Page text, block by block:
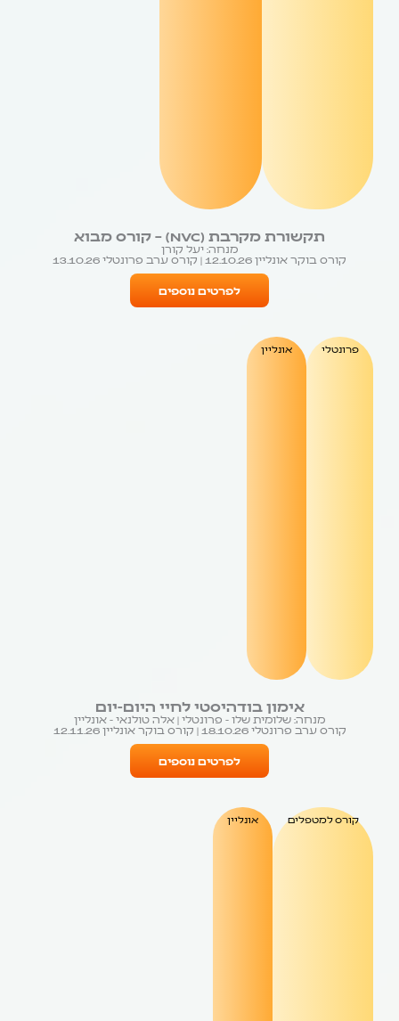
תקשורת מקרבת (NVC) – קורס מבוא
מנחה: יעל קורן
קורס בוקר אונליין 12.10.26 | קורס ערב פרונטלי 13.10.26
לפרטים נוספים
פרונטלי אונליין
אימון בודהיסטי לחיי היום-יום
מנחה: שלומית שלו - פרונטלי | אלה טולנאי - אונליין
קורס ערב פרונטלי 18.10.26 | קורס בוקר אונליין 12.11.26
לפרטים נוספים
קורס למטפלים אונליין